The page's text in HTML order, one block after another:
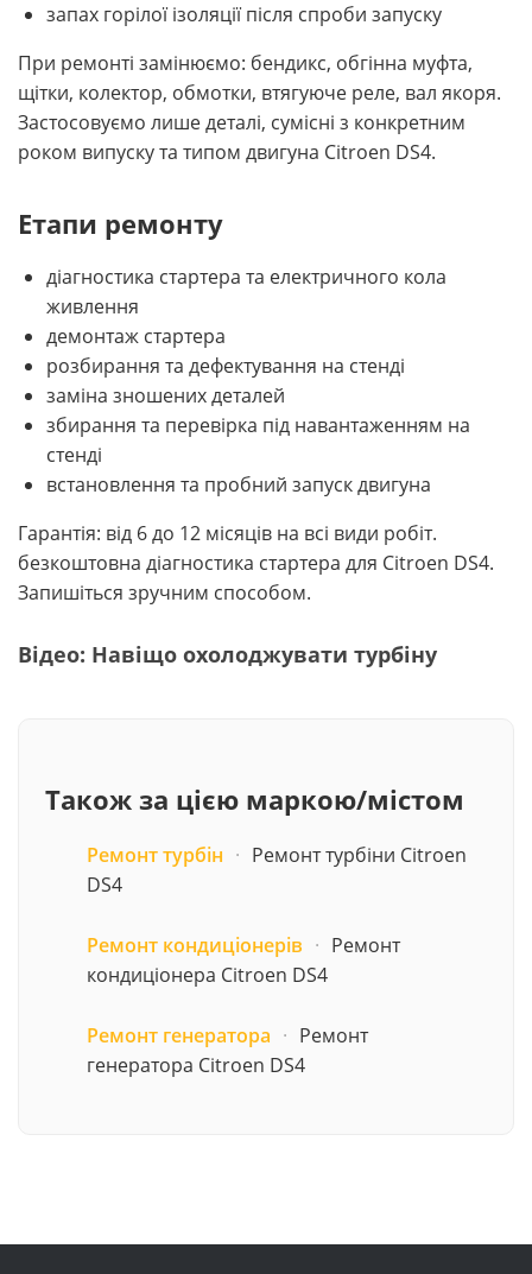
запах горілої ізоляції після спроби запуску
При ремонті замінюємо: бендикс, обгінна муфта,
щітки, колектор, обмотки, втягуюче реле, вал якоря.
Застосовуємо лише деталі, сумісні з конкретним
роком випуску та типом двигуна Citroen DS4.
Етапи ремонту
діагностика стартера та електричного кола
живлення
демонтаж стартера
розбирання та дефектування на стенді
заміна зношених деталей
збирання та перевірка під навантаженням на
стенді
встановлення та пробний запуск двигуна
Гарантія: від 6 до 12 місяців на всі види робіт.
безкоштовна діагностика стартера для Citroen DS4.
Запишіться зручним способом.
Відео: Навіщо охолоджувати турбіну
Також за цією маркою/містом
Ремонт турбін · Ремонт турбіни Citroen
DS4
Ремонт кондиціонерів · Ремонт
кондиціонера Citroen DS4
Ремонт генератора · Ремонт
генератора Citroen DS4